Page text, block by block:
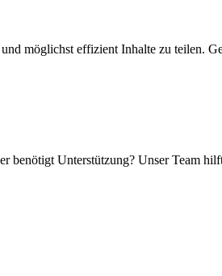
möglichst effizient Inhalte zu teilen.
benötigt Unterstützung? Unser Team